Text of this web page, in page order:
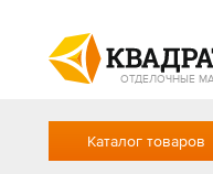
ОТДЕЛОЧНЫЕ
Каталог товаров